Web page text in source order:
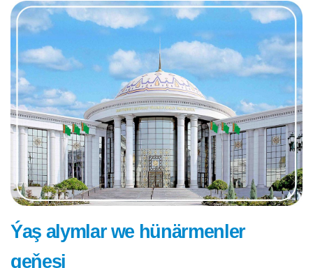
Ýaş alymlar we hünärmenler
geňeşi